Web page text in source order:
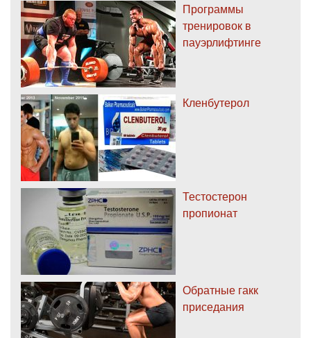
Программы
тренировок в
пауэрлифтинге
Кленбутерол
Тестостерон
пропионат
Обратные гакк
приседания